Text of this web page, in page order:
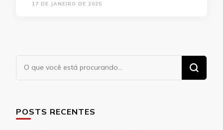
17 DE JANEIRO DE 2025
Procurando
algo?
POSTS RECENTES